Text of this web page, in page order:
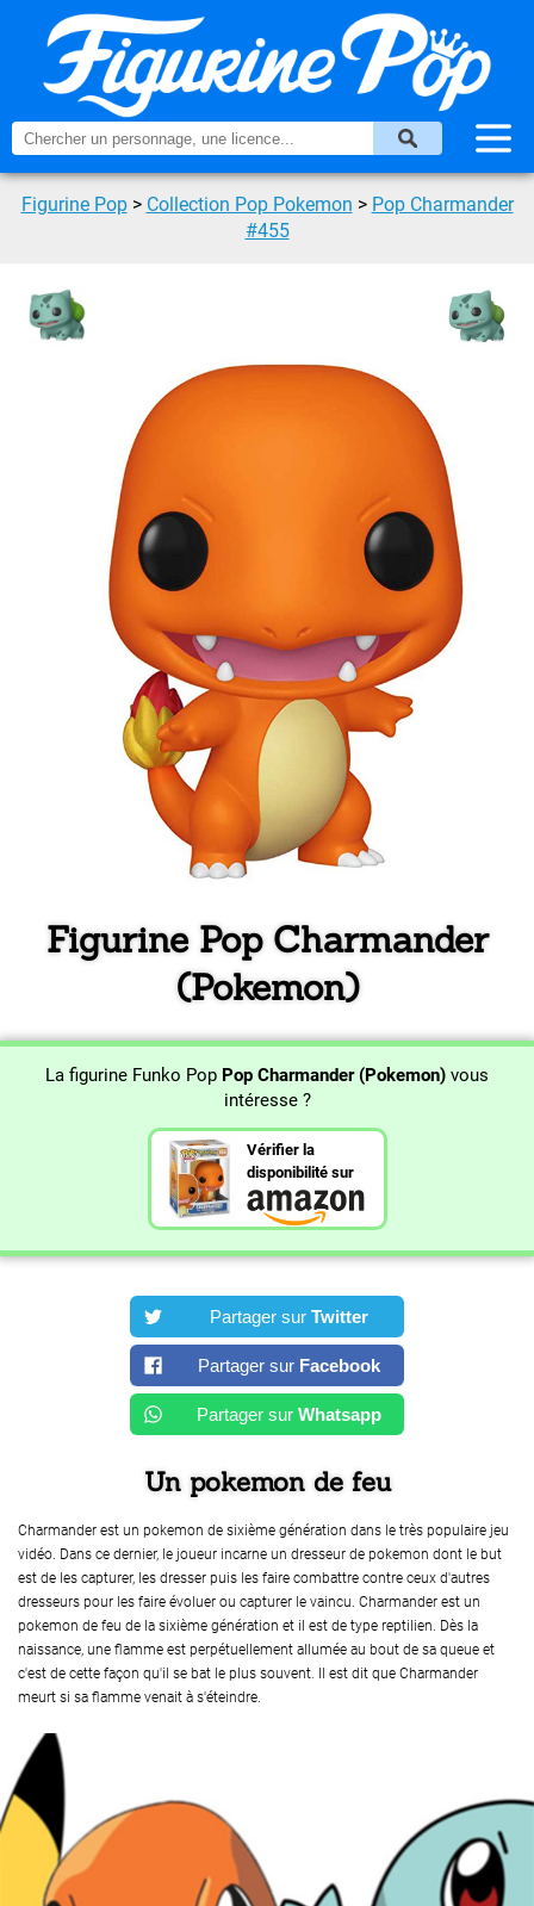
Figurine Pop > Collection Pop Pokemon > Pop Charmander
#455
Figurine Pop Charmander
(Pokemon)
La figurine Funko Pop Pop Charmander (Pokemon) vous
intéresse ?
Vérifier la
disponibilité sur
Partager sur Twitter
Partager sur Facebook
Partager sur Whatsapp
Un pokemon de feu
Charmander est un pokemon de sixième génération dans le très populaire jeu
vidéo. Dans ce dernier, le joueur incarne un dresseur de pokemon dont le but
est de les capturer, les dresser puis les faire combattre contre ceux d'autres
dresseurs pour les faire évoluer ou capturer le vaincu. Charmander est un
pokemon de feu de la sixième génération et il est de type reptilien. Dès la
naissance, une flamme est perpétuellement allumée au bout de sa queue et
c'est de cette façon qu'il se bat le plus souvent. Il est dit que Charmander
meurt si sa flamme venait à s'éteindre.